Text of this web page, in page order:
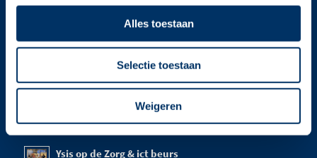
Alles toestaan
Selectie toestaan
Weigeren
LAATSTE NIEUWS
Kom ook naar het Verenso congres!
13/05/2026 - 15:41
Ysis op de Zorg & ict beurs